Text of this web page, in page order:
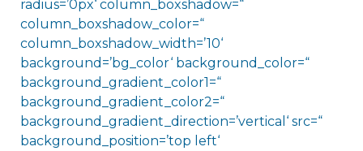
radius=’0px‘ column_boxshadow=“
column_boxshadow_color=“
column_boxshadow_width=’10‘
background=’bg_color‘ background_color=“
background_gradient_color1=“
background_gradient_color2=“
background_gradient_direction=’vertical‘ src=“
background_position=’top left‘